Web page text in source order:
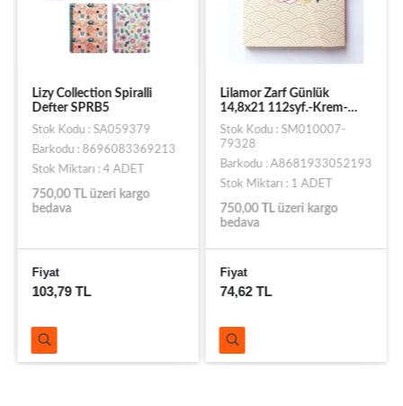
Lizy Collection Spiralli
Defter SPRB5
Stok Kodu : SA059379
Barkodu : 8696083369213
Stok Miktarı : 4 ADET
750,00 TL üzeri kargo
bedava
Fiyat
103,79 TL
Lilamor Zarf Günlük
14,8x21 112syf.-Krem-
GZFD-012
Stok Kodu : SM010007-
79328
Barkodu : A8681933052193
Stok Miktarı : 1 ADET
750,00 TL üzeri kargo
bedava
Fiyat
74,62 TL